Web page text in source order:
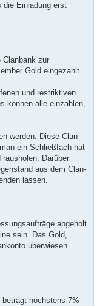
die Einladung erst
Clanbank zur
Gold eingezahlt
und restriktiven
können alle einzahlen,
werden. Diese Clan-
ein Schließfach hat
Darüber
aus dem Clan-
lassen.
abgeholt
sein. Das Gold,
überwiesen
beträgt höchstens 7%